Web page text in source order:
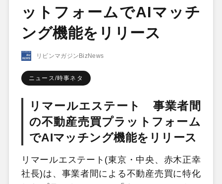
ットフォームでAIマッチ
ング機能をリリース
リビンマガジンBizNews
ニュース/時事ネタ
リマールエステート 事業者間
の不動産売買プラットフォーム
でAIマッチング機能をリリース
リマールエステート(東京・中央、赤木正幸
社長)は、事業者間による不動産売買に特化